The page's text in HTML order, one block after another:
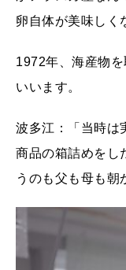
卵自体が美味しく
1972年、海産物
いいます。
波多江：「当時は
商品の箱詰めをし
うのも父も母も朝